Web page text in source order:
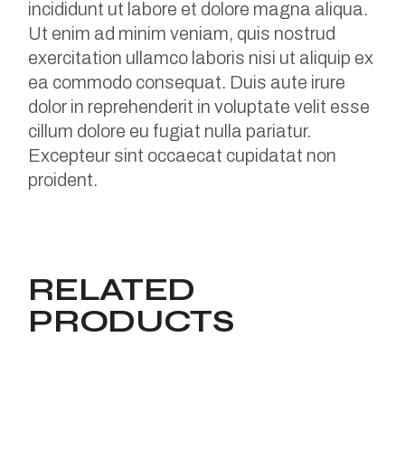
incididunt ut labore et dolore magna aliqua.
Ut enim ad minim veniam, quis nostrud
exercitation ullamco laboris nisi ut aliquip ex
ea commodo consequat. Duis aute irure
dolor in reprehenderit in voluptate velit esse
cillum dolore eu fugiat nulla pariatur.
Excepteur sint occaecat cupidatat non
proident.
RELATED
PRODUCTS